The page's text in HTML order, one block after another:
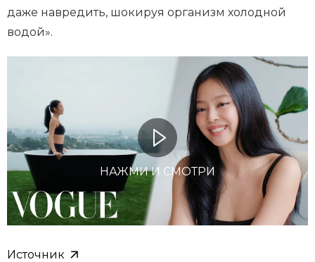
даже навредить, шокируя организм холодной
водой».
НАЖМИ И СМОТРИ
Источник